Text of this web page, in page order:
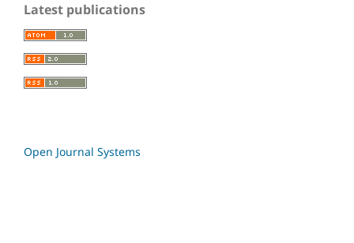
Latest publications
Open Journal Systems